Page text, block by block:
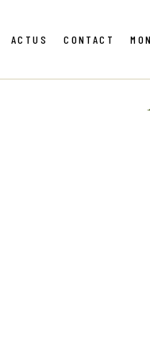
ACTUS CONTACT